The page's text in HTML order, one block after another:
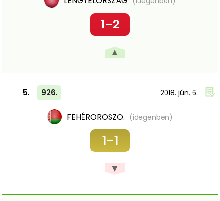
1–2
▲
5. 926. 2018. jún. 6.
FEHÉROROSZO. (idegenben)
1–1
▼